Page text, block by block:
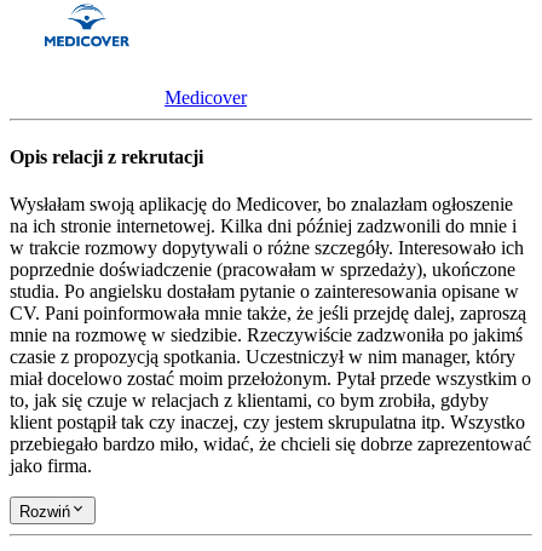
Medicover
Opis relacji z rekrutacji
Wysłałam swoją aplikację do Medicover, bo znalazłam ogłoszenie
na ich stronie internetowej. Kilka dni później zadzwonili do mnie i
w trakcie rozmowy dopytywali o różne szczegóły. Interesowało ich
poprzednie doświadczenie (pracowałam w sprzedaży), ukończone
studia. Po angielsku dostałam pytanie o zainteresowania opisane w
CV. Pani poinformowała mnie także, że jeśli przejdę dalej, zaproszą
mnie na rozmowę w siedzibie. Rzeczywiście zadzwoniła po jakimś
czasie z propozycją spotkania. Uczestniczył w nim manager, który
miał docelowo zostać moim przełożonym. Pytał przede wszystkim o
to, jak się czuje w relacjach z klientami, co bym zrobiła, gdyby
klient postąpił tak czy inaczej, czy jestem skrupulatna itp. Wszystko
przebiegało bardzo miło, widać, że chcieli się dobrze zaprezentować
jako firma.
Rozwiń